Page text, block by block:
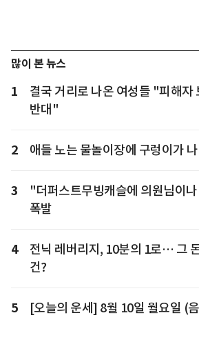
많이 본 뉴스
1
결국 거리로 나온 여성들 "피해자
반대"
2 애들 노는 물놀이장에 구렁이가
3
"더퍼스트무빙캐슬에 의원님이
폭발
4
전닉 레버리지, 10분의 1로… 그
건?
5 [오늘의 운세] 8월 10일 월요일 (